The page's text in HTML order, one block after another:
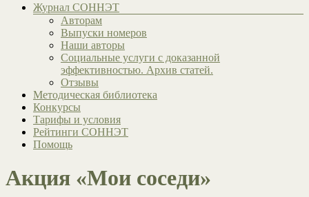
Журнал СОННЭТ
Авторам
Выпуски номеров
Наши авторы
Социальные услуги с доказанной
эффективностью. Архив статей.
Отзывы
Методическая библиотека
Конкурсы
Тарифы и условия
Рейтинги СОННЭТ
Помощь
Акция «Мои соседи»